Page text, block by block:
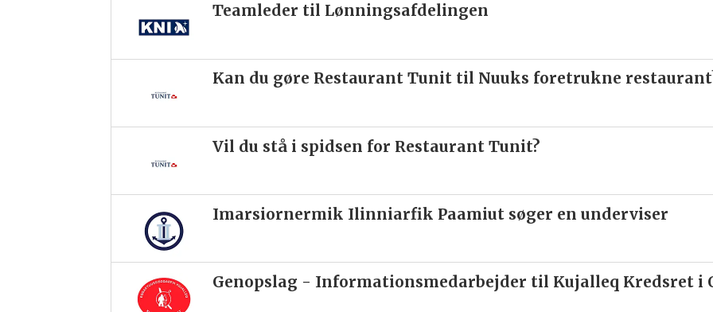
Teamleder til Lønningsafdelingen
Kan du gøre Restaurant Tunit til Nuuks foretrukne
Vil du stå i spidsen for Restaurant Tunit?
Imarsiornermik Ilinniarfik Paamiut søger en underviser
Genopslag - Informationsmedarbejder til Kujalleq Kredsret i